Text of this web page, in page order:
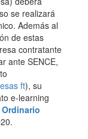
se realizará
Además al
de estas
contratante
ante SENCE,
ft), su
e-learning
Ordinario